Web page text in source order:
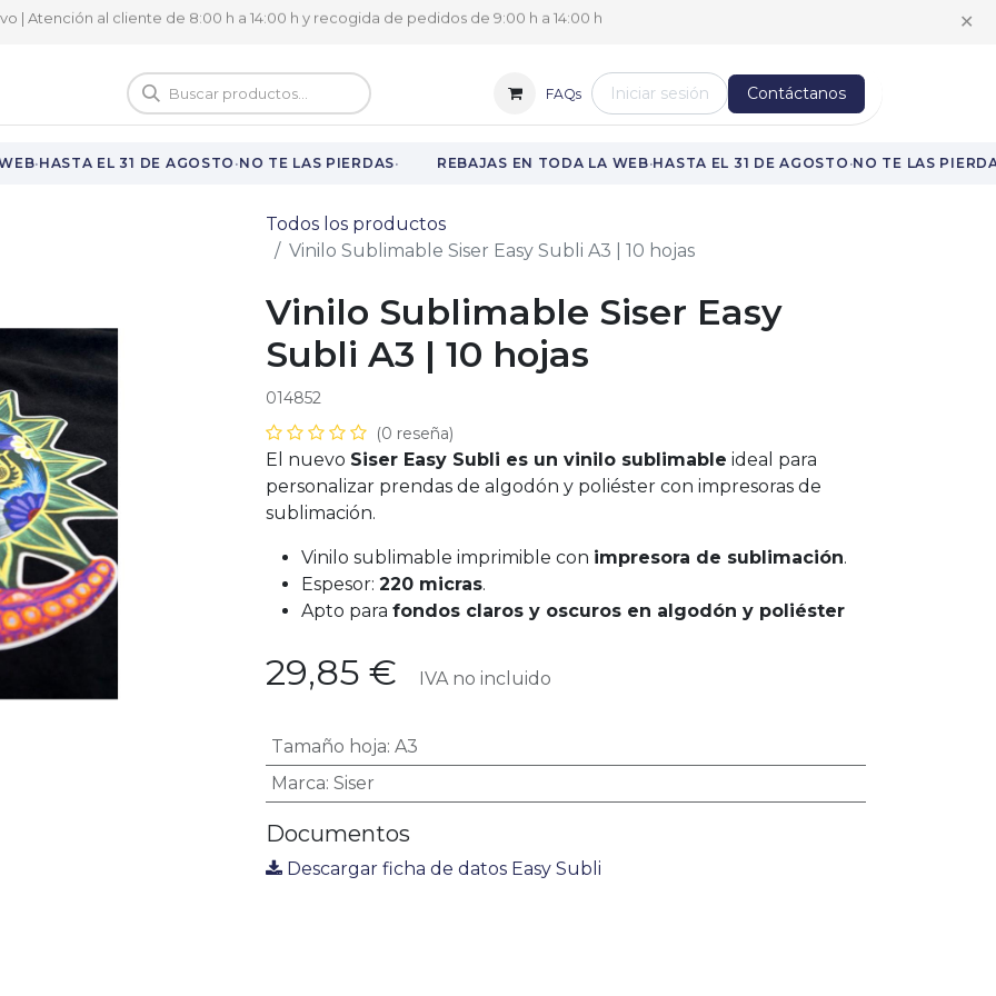
| Atención al cliente de 8:00 h a 14:00 h y recogida de pedidos de 9:00 h a 14:00 h ✕
Vuelta al cole FAQs Iniciar sesión Contáctanos
·HASTA EL 31 DE AGOSTO·NO TE LAS PIERDAS· REBAJAS EN TODA LA WEB·HASTA EL 31 DE AGOSTO ·NO TE LAS PIERDAS
Todos los productos
Vinilo Sublimable Siser Easy Subli A3 | 10 hojas
Vinilo Sublimable Siser Easy
Subli A3 | 10 hojas
014852
(0 reseña)
El nuevo Siser Easy Subli es un vinilo sublimable ideal para
personalizar prendas de algodón y poliéster con impresoras de
sublimación.
Vinilo sublimable imprimible con impresora de sublimación.
Espesor: 220 micras.
Apto para fondos claros y oscuros en algodón y poliéster
29,85 € IVA no incluido
Tamaño hoja: A3
Marca: Siser
Documentos
Descargar ficha de datos Easy Subli